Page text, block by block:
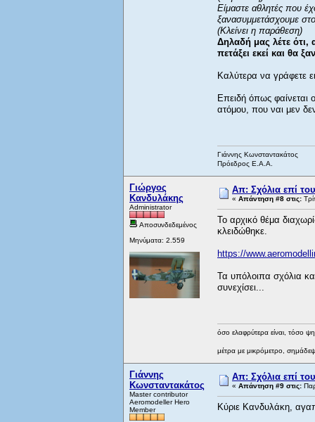
Είμαστε αθλητές που
ξανασυμμετάσχουμε
(Κλείνει η παράθεση)
Δηλαδή μας λέτε ότι,
πετάξει εκεί και θα
Καλύτερα να γράφετε
Επειδή όπως φαίνεται
ατόμου, που ναι μεν
Γιάννης Κωνσταντακάτος
Πρόεδρος Ε.Α.Α.
Γιώργος
Κανδυλάκης
Administrator
Αποσυνδεδεμένος
Μηνύματα: 2.559
Απ: Σχόλια επί
« Απάντηση #8 στις:
Το αρχικό θέμα
κλειδώθηκε.
https://
Τα υπόλοιπα σχόλια
συνεχίσει...
όσο ελαφρύτερα είναι, τόσο
μέτρα με μικρόμετρο,
Γιάννης
Κωνσταντακάτος
Master contributor
Aeromodeller Hero
Member
Απ: Σχόλια επί
« Απάντηση #9 στις:
Κύριε Κανδυλάκη,